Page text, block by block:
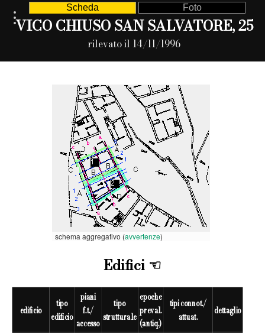
Scheda Foto
VICO CHIUSO SAN SALVATORE, 25
rilevato il 14/11/1996
schema aggregativo (avvertenze)
Edifici
edificio
tipo
edificio
piani
f.t./
accesso
tipo
strutturale
epoche
preval.
(antiq.)
tipi connot./
attuat.
dettaglio